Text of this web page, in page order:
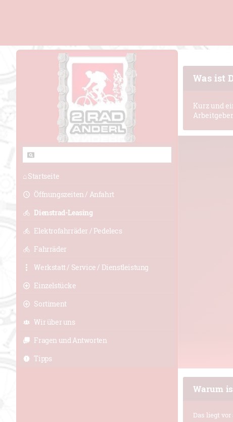
⌂ Startseite
Öffnungszeiten / Anfahrt
Dienstrad-Leasing
Elektrofahrräder / Pedelecs
Fahrräder
Werkstatt / Service / Dienstleistung
Einzelstücke
Sortiment
Wir über uns
Fragen und Antworten
Tipps
Was ist
Kurz und
Warum
Das liegt